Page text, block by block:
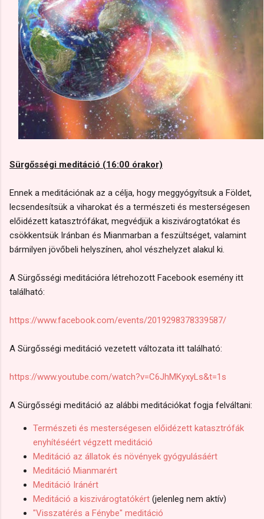
Sürgősségi meditáció (16:00 órakor)
Ennek a meditációnak az a célja, hogy meggyógyítsuk a Földet,
lecsendesítsük a viharokat és a természeti és mesterségesen
előidézett katasztrófákat, megvédjük a kiszivárogtatókat és
csökkentsük Iránban és Mianmarban a feszültséget, valamint
bármilyen jövőbeli helyszínen, ahol vészhelyzet alakul ki.
A Sürgősségi meditációra létrehozott Facebook esemény itt
található:
https://www.facebook.com/events/2019298378339587/
A Sürgősségi meditáció vezetett változata itt található:
https://www.youtube.com/watch?v=C6JhMKyxyLs&t=1s
A Sürgősségi meditáció az alábbi meditációkat fogja felváltani:
Természeti és mesterségesen előidézett katasztrófák
enyhítéséért végzett meditáció
Meditáció az állatok és növények gyógyulásáért
Meditáció Mianmarért
Meditáció Iránért
Meditáció a kiszivárogtatókért (jelenleg nem aktív)
"Visszatérés a Fénybe" meditáció